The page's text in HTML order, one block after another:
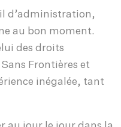
d’administration,
au bon moment.
des droits
Frontières et
inégalée, tant